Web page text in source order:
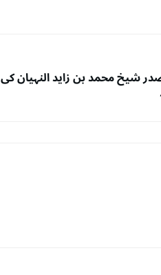
شیخ محمد بن زاید النہیان کی